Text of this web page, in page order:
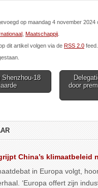
op maandag 4 november 2024
Maatschappij
dit artikel volgen via de RSS 2.0
18
door
China’s klimaatbeleid
in Europa volgt,
‘Europa offert zijn